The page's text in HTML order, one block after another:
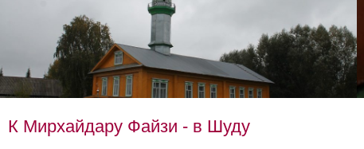
К Мирхайдару Файзи - в Шуду